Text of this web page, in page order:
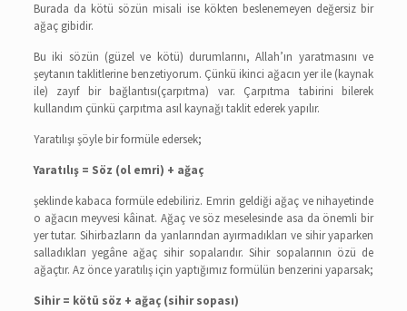
Burada da kötü sözün misali ise kökten beslenemeyen değersiz bir
ağaç gibidir.
Bu iki sözün (güzel ve kötü) durumlarını, Allah’ın yaratmasını ve
şeytanın taklitlerine benzetiyorum. Çünkü ikinci ağacın yer ile (kaynak
ile) zayıf bir bağlantısı(çarpıtma) var. Çarpıtma tabirini bilerek
kullandım çünkü çarpıtma asıl kaynağı taklit ederek yapılır.
Yaratılışı şöyle bir formüle edersek;
Yaratılış = Söz (ol emri) + ağaç
şeklinde kabaca formüle edebiliriz. Emrin geldiği ağaç ve nihayetinde
o ağacın meyvesi kâinat. Ağaç ve söz meselesinde asa da önemli bir
yer tutar. Sihirbazların da yanlarından ayırmadıkları ve sihir yaparken
salladıkları yegâne ağaç sihir sopalarıdır. Sihir sopalarının özü de
ağaçtır. Az önce yaratılış için yaptığımız formülün benzerini yaparsak;
Sihir = kötü söz + ağaç (sihir sopası)